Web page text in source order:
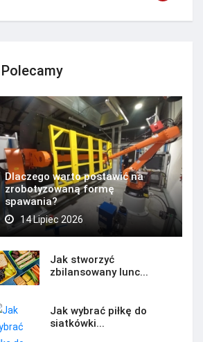
Polecamy
Dlaczego warto postawić na
zrobotyzowaną formę
spawania?
14 Lipiec 2026
Jak stworzyć
zbilansowany lunc...
Jak wybrać piłkę do
siatkówki...